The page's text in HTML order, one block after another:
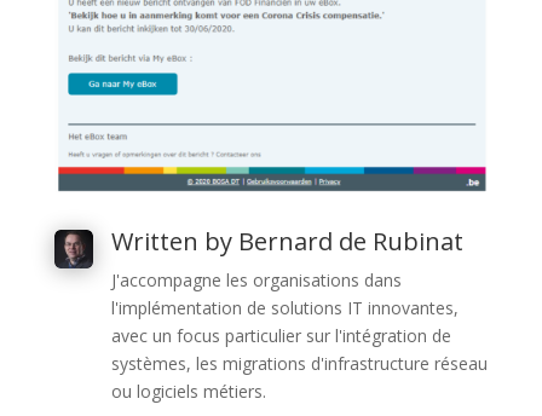
Written by Bernard de Rubinat
J'accompagne les organisations dans
l'implémentation de solutions IT innovantes,
avec un focus particulier sur l'intégration de
systèmes, les migrations d'infrastructure réseau
ou logiciels métiers.